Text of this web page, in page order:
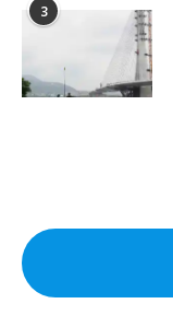
3